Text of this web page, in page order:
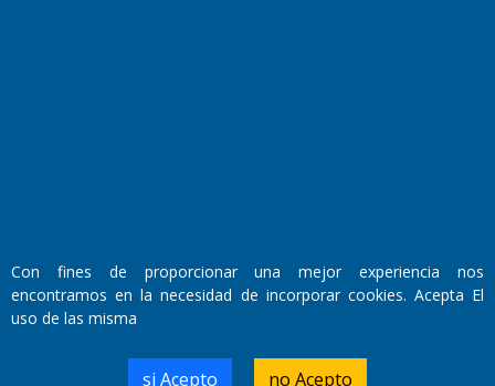
Director Periodístico:
Walter René Goñi
Domicilio Legal: José Ingenieros 855,
Santa Rosa, La Pampa.
Con fines de proporcionar una mejor experiencia nos
encontramos en la necesidad de incorporar cookies. Acepta El
uso de las misma
si Acepto no Acepto